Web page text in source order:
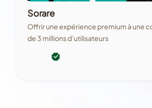
Sorare
Offrir une expérience premium à une
de 3 millions d’utilisateurs